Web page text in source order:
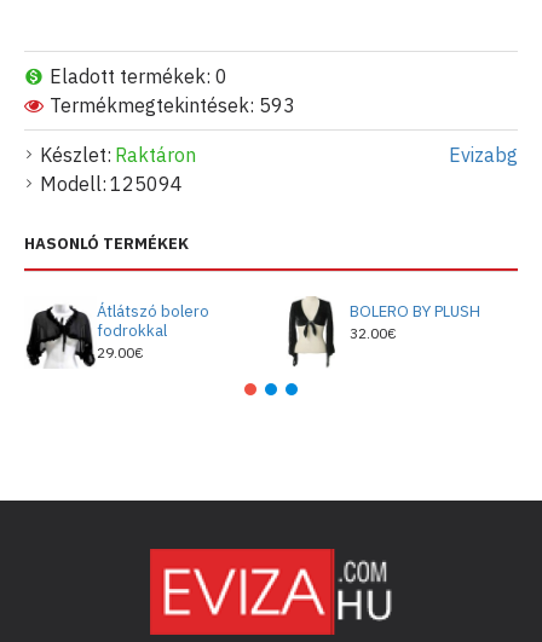
Készlet: Raktáron
Modell: 125094
Evizabg
Eladott termékek: 0
Termékmegtekintések: 593
HASONLÓ TERMÉKEK
Átlátszó bolero
fodrokkal
29.00€
BOLERO BY PLUSH
32.00€